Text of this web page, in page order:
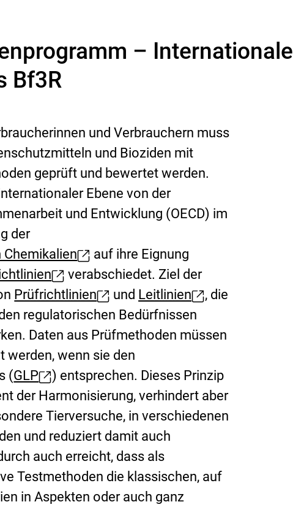
– Internationale
Bf3R
und Verbrauchern muss
und Bioziden mit
geprüft und bewertet werden.
Ebene von der
und Entwicklung (OECD) im
der
Chemikalien
auf ihre Eignung
verabschiedet. Ziel der
E
x
t
e
r
n
e
r
L
n
Prüfrichtlinien und
E
x
t
r
n
e
r
L
i
n
Leitlinien
, die
regulatorischen Bedürfnissen
Daten aus Prüfmethoden müssen
werden, wenn sie den
(
E
x
t
e
r
n
e
GLP
) entsprechen. Dieses Prinzip
der Harmonisierung, verhindert aber
Tierversuche, in verschiedenen
und reduziert damit auch
auch erreicht, dass als
Testmethoden die klassischen, auf
in Aspekten oder auch ganz